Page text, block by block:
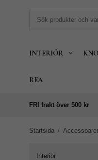
INTERIÖR
REA
FRI frakt över 500 kr
Startsida / Accessoarer
Interiör